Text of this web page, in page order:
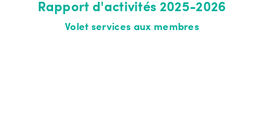
Rapport d'activités 2025-2026
Volet services aux membres